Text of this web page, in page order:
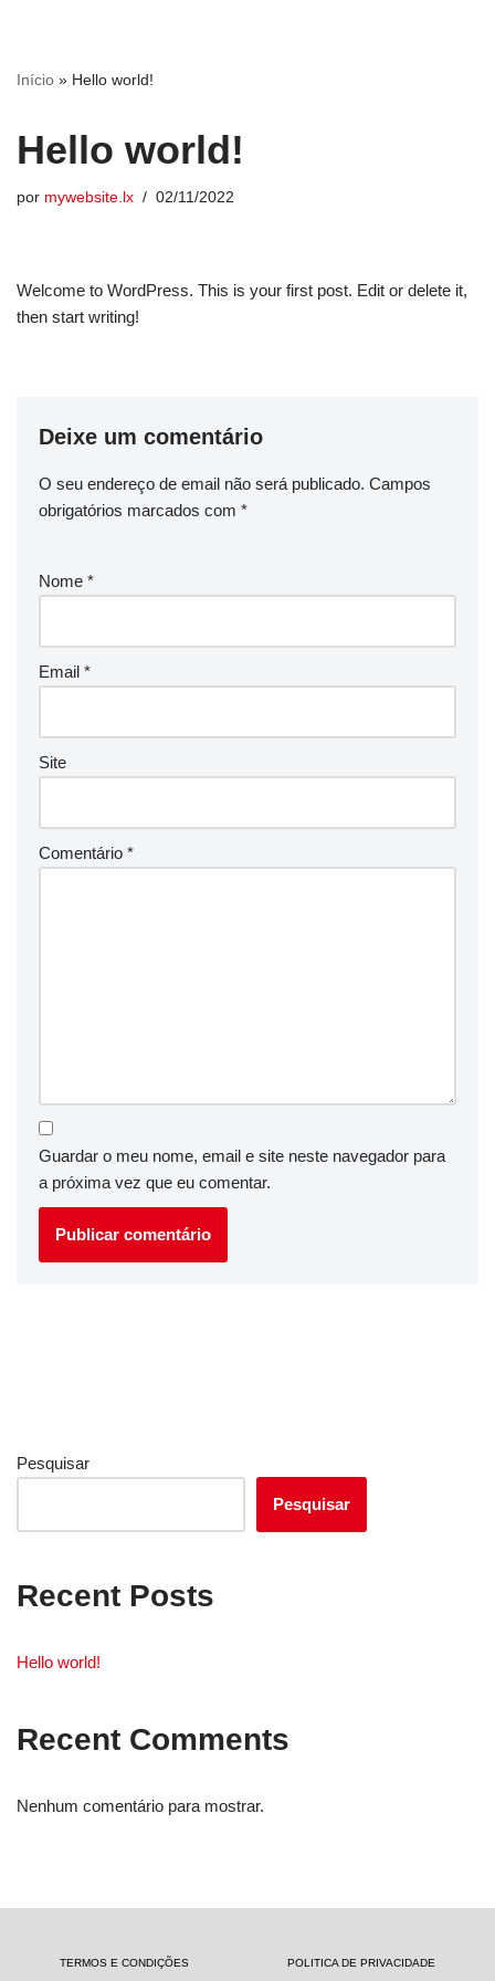
para
conteúdo
Início » Hello world!
Hello world!
por mywebsite.lx 02/11/2022
Welcome to WordPress. This is your first post. Edit or delete it,
then start writing!
Deixe um comentário
O seu endereço de email não será publicado. Campos
obrigatórios marcados com *
Nome *
Email *
Site
Comentário *
Guardar o meu nome, email e site neste navegador para
a próxima vez que eu comentar.
Pesquisar
Pesquisar
Recent Posts
Hello world!
Recent Comments
Nenhum comentário para mostrar.
TERMOS E CONDIÇÕES POLITICA DE PRIVACIDADE